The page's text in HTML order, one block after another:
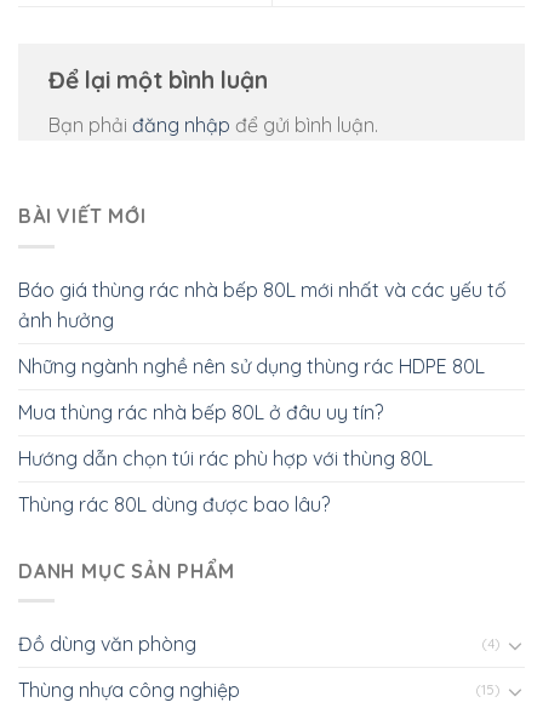
Để lại một bình luận
Bạn phải đăng nhập để gửi bình luận.
BÀI VIẾT MỚI
Báo giá thùng rác nhà bếp 80L mới nhất và các yếu tố
ảnh hưởng
Những ngành nghề nên sử dụng thùng rác HDPE 80L
Mua thùng rác nhà bếp 80L ở đâu uy tín?
Hướng dẫn chọn túi rác phù hợp với thùng 80L
Thùng rác 80L dùng được bao lâu?
DANH MỤC SẢN PHẨM
Đồ dùng văn phòng (4)
Thùng nhựa công nghiệp (15)